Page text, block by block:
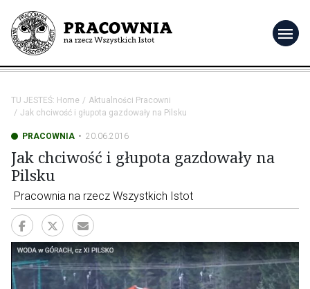
menu
TU JESTEŚ: Home
Aktualności Pracowni
Jak chciwość i głupota gazdowały na Pilsku
PRACOWNIA 20.06.2016
Jak chciwość i głupota gazdowały na
Pilsku
Pracownia na rzecz Wszystkich Istot